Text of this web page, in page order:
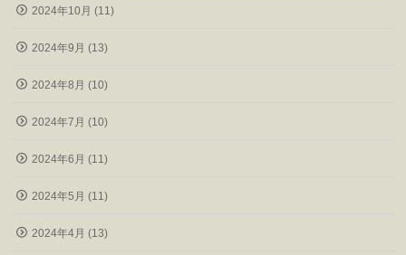
2024年10月 (11)
2024年9月 (13)
2024年8月 (10)
2024年7月 (10)
2024年6月 (11)
2024年5月 (11)
2024年4月 (13)